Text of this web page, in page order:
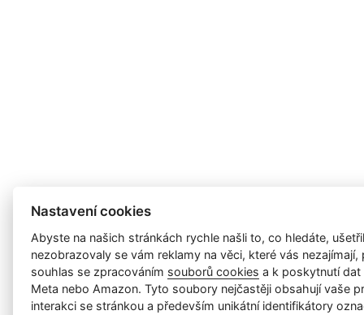
Nastavení cookies
Abyste na našich stránkách rychle našli to, co hledáte,
nezobrazovaly se vám reklamy na věci, které vás
souhlas se zpracováním souborů cookies a k poskytnutí
Meta nebo Amazon. Tyto soubory nejčastěji obsahují vaše
interakci se stránkou a především unikátní identifikátory